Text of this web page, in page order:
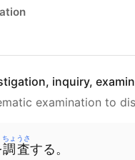
inquiry,
examination to
調査
ちょうさ
する 。